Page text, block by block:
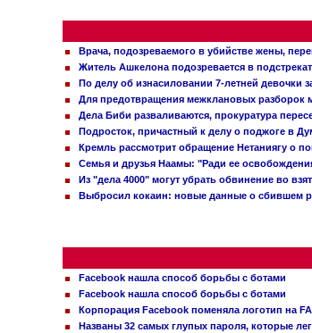
Врача, подозреваемого в убийстве жены,
Житель Ашкелона подозревается в
По делу об изнасиловании 7-летней девочки
Для предотвращения межклановых разборок
Дела Биби разваливаются, прокуратура
Подросток, причастный к делу о поджоге в
Кремль рассмотрит обращение Нетаниягу о
Семья и друзья Наамы: "Ради ее
Из "дела 4000" могут убрать обвинение во
Выбросил кокаин: новые данные о сбившем
Facebook нашла способ борьбы с ботами
Facebook нашла способ борьбы с ботами
Корпорация Facebook поменяла логотип на
Названы 32 самых глупых пароля, которые